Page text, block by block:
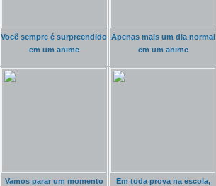
Você sempre é surpreendido
em um anime
Apenas mais um dia normal
em um anime
Vamos parar um momento
Em toda prova na escola,